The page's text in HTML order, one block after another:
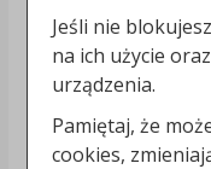
Jeśli nie
na ich użycie
urządzenia.
Pamiętaj, że
cookies,